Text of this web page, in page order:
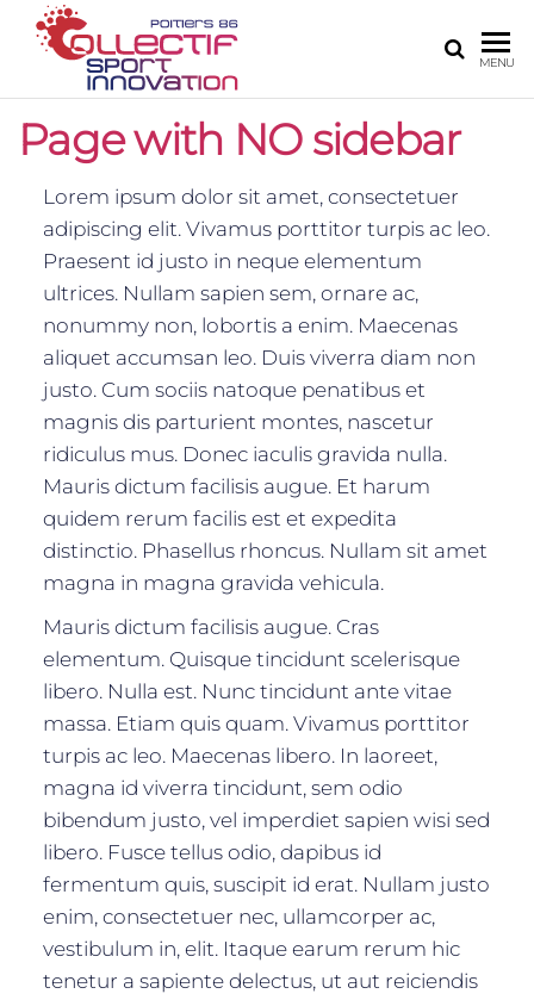
COLLECTIF
SPORT
INNOVATION
POITIERS 86
sur Poitiers
MENU
Page with NO sidebar
Lorem ipsum dolor sit amet, consectetuer
adipiscing elit. Vivamus porttitor turpis ac leo.
Praesent id justo in neque elementum
ultrices. Nullam sapien sem, ornare ac,
nonummy non, lobortis a enim. Maecenas
aliquet accumsan leo. Duis viverra diam non
justo. Cum sociis natoque penatibus et
magnis dis parturient montes, nascetur
ridiculus mus. Donec iaculis gravida nulla.
Mauris dictum facilisis augue. Et harum
quidem rerum facilis est et expedita
distinctio. Phasellus rhoncus. Nullam sit amet
magna in magna gravida vehicula.
Mauris dictum facilisis augue. Cras
elementum. Quisque tincidunt scelerisque
libero. Nulla est. Nunc tincidunt ante vitae
massa. Etiam quis quam. Vivamus porttitor
turpis ac leo. Maecenas libero. In laoreet,
magna id viverra tincidunt, sem odio
bibendum justo, vel imperdiet sapien wisi sed
libero. Fusce tellus odio, dapibus id
fermentum quis, suscipit id erat. Nullam justo
enim, consectetuer nec, ullamcorper ac,
vestibulum in, elit. Itaque earum rerum hic
tenetur a sapiente delectus, ut aut reiciendis